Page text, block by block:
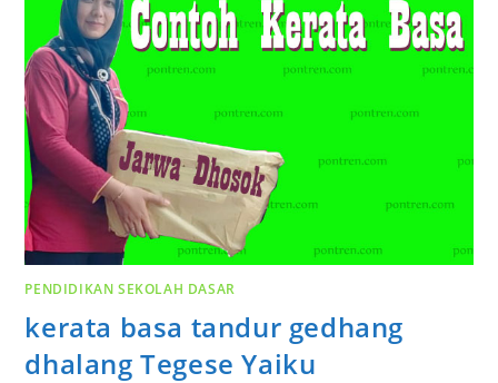
PENDIDIKAN SEKOLAH DASAR
kerata basa tandur gedhang
dhalang Tegese Yaiku